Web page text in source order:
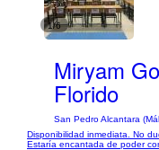
1/6
Miryam
Florido
San Pedro Alcantara
Disponibilidad inmediata. No
Estaría encantada de poder